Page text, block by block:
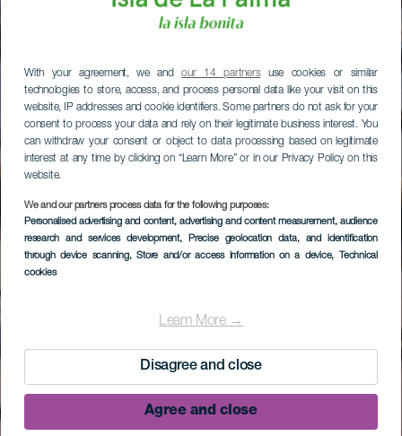
With your agreement, we andour 14 partnersuse cookies or similar
technologies to store, access, and process personal data like your visit on this
website, IP addresses and cookie identifiers. Some partners do not ask for your
consent to process your data and rely on their legitimate business interest. You
can withdraw your consent or object to data processing based on legitimate
interest at any time by clicking on “Learn More” or in our Privacy Policy on this
website.
We and our partners process data for the following purposes:
Personalised advertising and content, advertising and content measurement, audience
research and services development, Precise geolocation data, and identification
through device scanning, Store and/or access information on a device, Technical
cookies
Learn More →
Disagree and close
Agree and close